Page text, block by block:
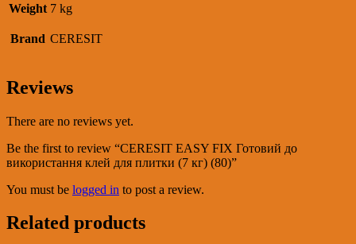
Weight 7 kg
Brand CERESIT
Reviews
There are no reviews yet.
Be the first to review “CERESIT EASY FIX Готовий до
використання клей для плитки (7 кг) (80)”
You must be logged in to post a review.
Related products